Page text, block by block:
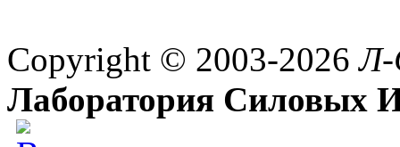
Copyright © 2003-2026
Лаборатория Силовых